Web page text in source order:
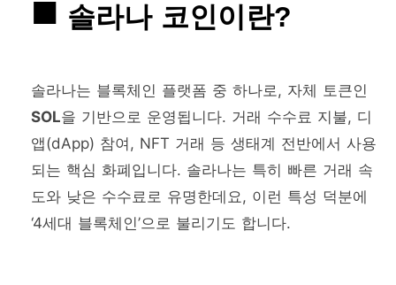
솔라나 코인이란?
솔라나는 블록체인 플랫폼 중 하나로, 자체 토큰인
SOL을 기반으로 운영됩니다. 거래 수수료 지불, 디
앱(dApp) 참여, NFT 거래 등 생태계 전반에서 사용
되는 핵심 화폐입니다. 솔라나는 특히 빠른 거래 속
도와 낮은 수수료로 유명한데요, 이런 특성 덕분에
‘4세대 블록체인’으로 불리기도 합니다.